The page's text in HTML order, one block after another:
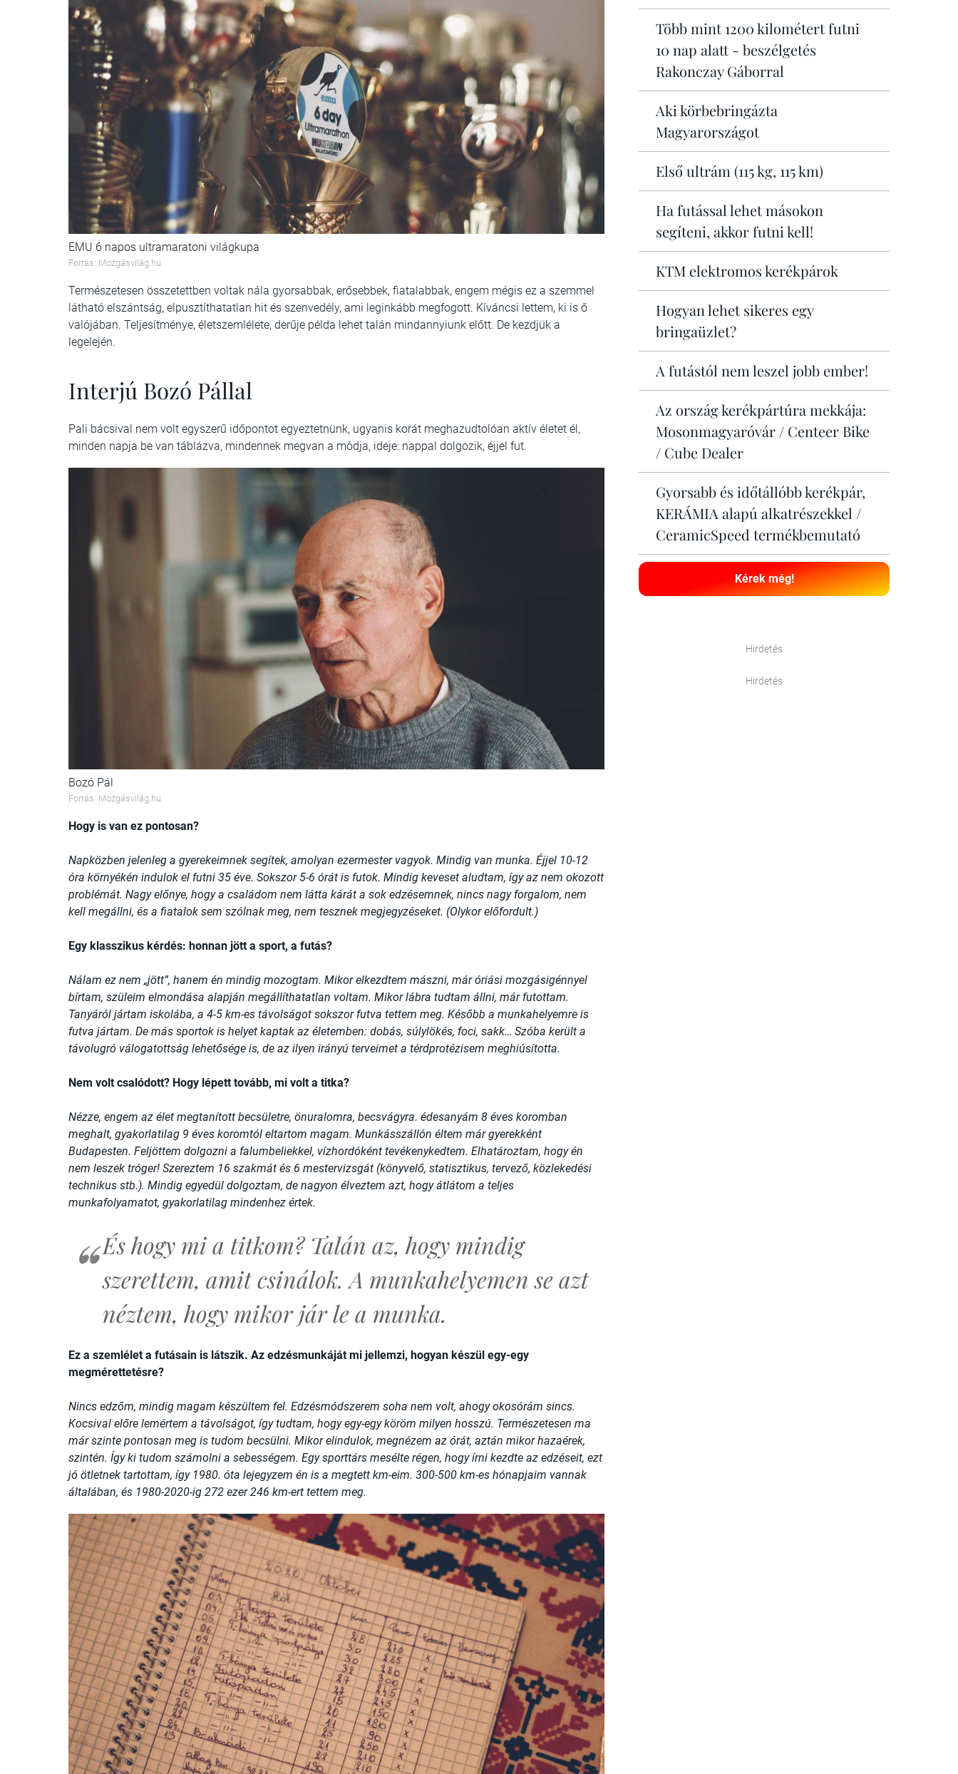
EMU 6 napos ultramaratoni világkupa
Forrás: Mozgásvilág.hu
Természetesen összetettben voltak nála gyorsabbak, erősebbek, fiatalabbak, engem mégis ez a szemmel
látható elszántság, elpusztíthatatlan hit és szenvedély, ami leginkább megfogott. Kíváncsi lettem, ki is ő
valójában. Teljesítménye, életszemlélete, derűje példa lehet talán mindannyiunk előtt. De kezdjük a
legelején.
Interjú Bozó Pállal
Pali bácsival nem volt egyszerű időpontot egyeztetnünk, ugyanis korát meghazudtolóan aktív életet él,
minden napja be van táblázva, mindennek megvan a módja, ideje: nappal dolgozik, éjjel fut.
Bozó Pál
Forrás: Mozgásvilág.hu
Hogy is van ez pontosan?
Napközben jelenleg a gyerekeimnek segítek, amolyan ezermester vagyok. Mindig van munka. Éjjel 10-12
óra környékén indulok el futni 35 éve. Sokszor 5-6 órát is futok. Mindig keveset aludtam, így az nem okozott
problémát. Nagy előnye, hogy a családom nem látta kárát a sok edzésemnek, nincs nagy forgalom, nem
kell megállni, és a fiatalok sem szólnak meg, nem tesznek megjegyzéseket. (Olykor előfordult.)
Egy klasszikus kérdés: honnan jött a sport, a futás?
Nálam ez nem „jött”, hanem én mindig mozogtam. Mikor elkezdtem mászni, már óriási mozgásigénnyel
bírtam, szüleim elmondása alapján megállíthatatlan voltam. Mikor lábra tudtam állni, már futottam.
Tanyáról jártam iskolába, a 4-5 km-es távolságot sokszor futva tettem meg. Később a munkahelyemre is
futva jártam. De más sportok is helyet kaptak az életemben: dobás, súlylökés, foci, sakk… Szóba került a
távolugró válogatottság lehetősége is, de az ilyen irányú terveimet a térdprotézisem meghiúsította.
Nem volt csalódott? Hogy lépett tovább, mi volt a titka?
Nézze, engem az élet megtanított becsületre, önuralomra, becsvágyra. édesanyám 8 éves koromban
meghalt, gyakorlatilag 9 éves koromtól eltartom magam. Munkásszállón éltem már gyerekként
Budapesten. Feljöttem dolgozni a falumbeliekkel, vízhordóként tevékenykedtem. Elhatároztam, hogy én
nem leszek tróger! Szereztem 16 szakmát és 6 mestervizsgát (könyvelő, statisztikus, tervező, közlekedési
technikus stb.). Mindig egyedül dolgoztam, de nagyon élveztem azt, hogy átlátom a teljes
munkafolyamatot, gyakorlatilag mindenhez értek.
És hogy mi a titkom? Talán az, hogy mindig
szerettem, amit csinálok. A munkahelyemen se azt
néztem, hogy mikor jár le a munka.
Ez a szemlélet a futásain is látszik. Az edzésmunkáját mi jellemzi, hogyan készül egy-egy
megmérettetésre?
Nincs edzőm, mindig magam készültem fel. Edzésmódszerem soha nem volt, ahogy okosórám sincs.
Kocsival előre lemértem a távolságot, így tudtam, hogy egy-egy köröm milyen hosszú. Természetesen ma
már szinte pontosan meg is tudom becsülni. Mikor elindulok, megnézem az órát, aztán mikor hazaérek,
szintén. Így ki tudom számolni a sebességem. Egy sporttárs mesélte régen, hogy írni kezdte az edzéseit, ezt
jó ötletnek tartottam, így 1980. óta lejegyzem én is a megtett km-eim. 300-500 km-es hónapjaim vannak
általában, és 1980-2020-ig 272 ezer 246 km-ert tettem meg.
Több mint 1200 kilométert futni
10 nap alatt - beszélgetés
Rakonczay Gáborral
Aki körbebringázta
Magyarországot
Első ultrám (115 kg, 115 km)
Ha futással lehet másokon
segíteni, akkor futni kell!
KTM elektromos kerékpárok
Hogyan lehet sikeres egy
bringaüzlet?
A futástól nem leszel jobb ember!
Az ország kerékpártúra mekkája:
Mosonmagyaróvár / Centeer Bike
/ Cube Dealer
Gyorsabb és időtállóbb kerékpár,
KERÁMIA alapú alkatrészekkel /
CeramicSpeed termékbemutató
Kérek még!
Hirdetés
Hirdetés